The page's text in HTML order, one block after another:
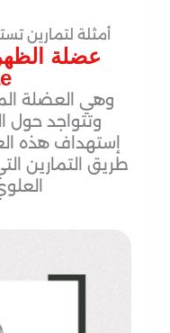
أمثلة لتمارين
وهي العضلة
وتتواجد حول
إستهداف هذه
طريق التمارين